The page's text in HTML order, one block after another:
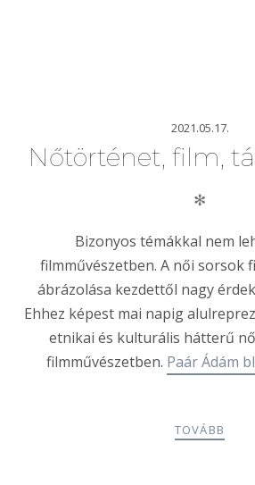
2021.05.17.
Nőtörténet, film,
✻
Bizonyos témákkal nem
filmművészetben. A női sorsok
ábrázolása kezdettől nagy
Ehhez képest mai napig
etnikai és kulturális hátterű
filmművészetben. Paár Ádám
TOVÁBB